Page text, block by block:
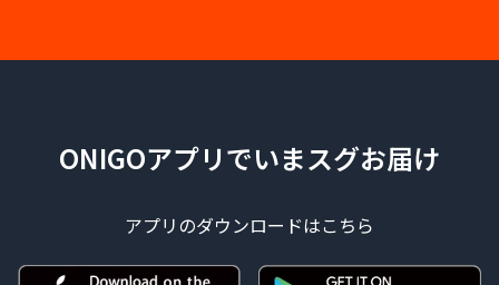
ONIGOアプリでいまスグお届け
アプリのダウンロードはこちら